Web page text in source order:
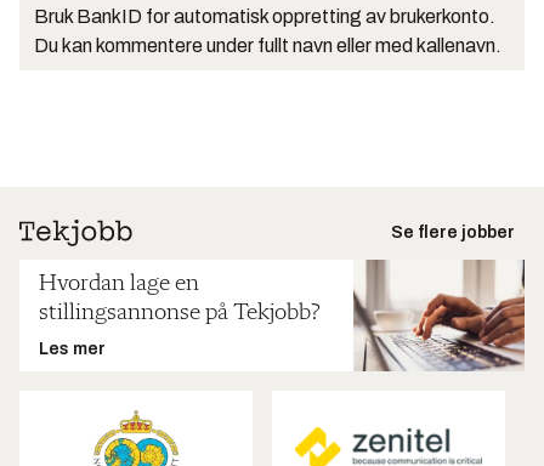
Bruk BankID for automatisk oppretting av brukerkonto.
Du kan kommentere under fullt navn eller med kallenavn.
Se flere jobber
Hvordan lage en
stillingsannonse på Tekjobb?
Les mer